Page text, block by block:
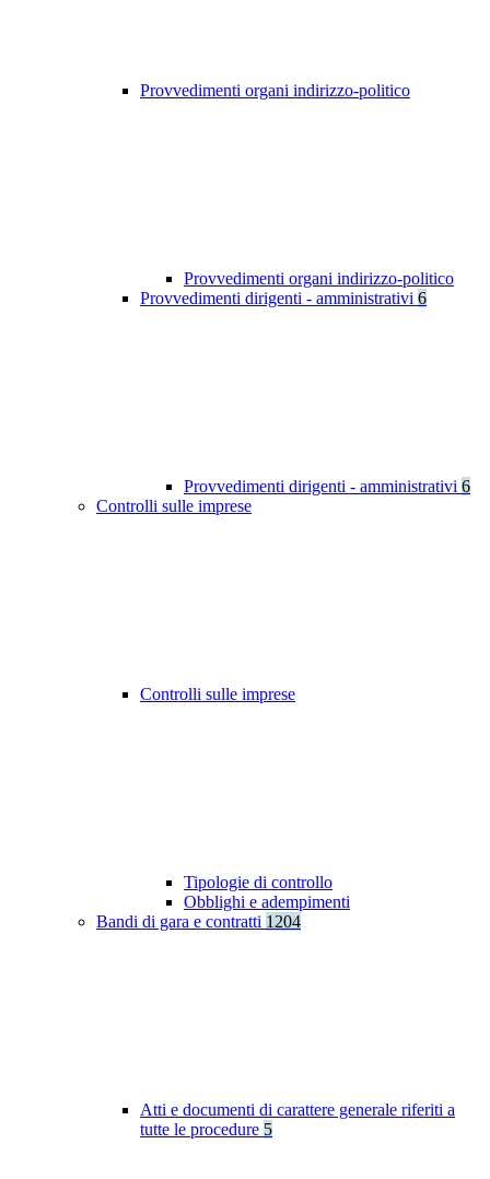
Provvedimenti organi indirizzo-politico
Provvedimenti organi indirizzo-politico
Provvedimenti dirigenti - amministrativi 6
Provvedimenti dirigenti - amministrativi 6
Controlli sulle imprese
Controlli sulle imprese
Tipologie di controllo
Obblighi e adempimenti
Bandi di gara e contratti 1204
Atti e documenti di carattere generale riferiti a
tutte le procedure 5